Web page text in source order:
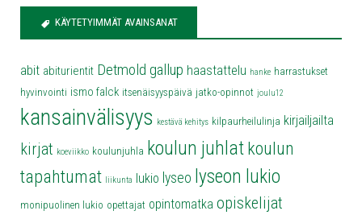
KÄYTETYIMMÄT AVAINSANAT
abit abiturientit Detmold gallup haastattelu hanke harrastukset
hyvinvointi ismo falck itsenäisyyspäivä jatko-opinnot joulu12
kansainvälisyys kestävä kehitys kilpaurheilulinja kirjailjailta
kirjat koeviikko koulunjuhla koulun juhlat koulun
tapahtumat liikunta lukio lyseo lyseon lukio
monipuolinen lukio opettajat opintomatka opiskelijat